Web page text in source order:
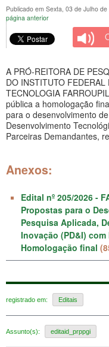
Publicado em Sexta, 03 de Julho
página anterior
A PRÓ-REITORA DE
DO INSTITUTO
TECNOLOGIA
pública a homologação
para o desenvolvimento
Desenvolvimento
Parceiras Demandantes,
Anexos:
Edital nº 205/2026 -
Propostas para o
Pesquisa Aplicada,
Inovação (PD&I)
Homologação final
registrado em: Editais
Assunto(s): editaid_prppgi